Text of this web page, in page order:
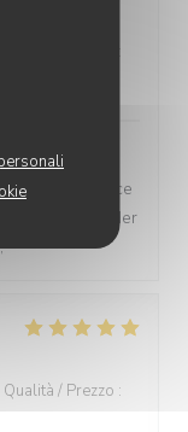
de savants
avec un service
A recommander
Qualità / Prezzo :